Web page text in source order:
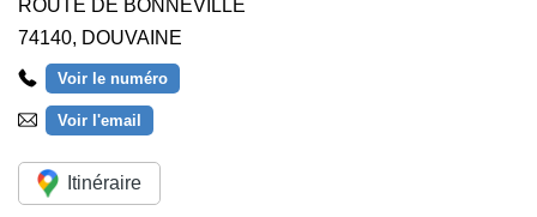
ROUTE DE BONNEVILLE
74140, DOUVAINE
Voir le numéro
Voir l'email
Itinéraire